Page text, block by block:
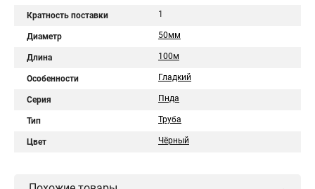
Кратность поставки 1
Диаметр 50мм
Длина 100м
Особенности Гладкий
Серия Пнда
Тип Труба
Цвет Чёрный